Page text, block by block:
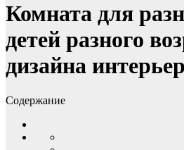
Комната для
детей разного
дизайна
Содержание